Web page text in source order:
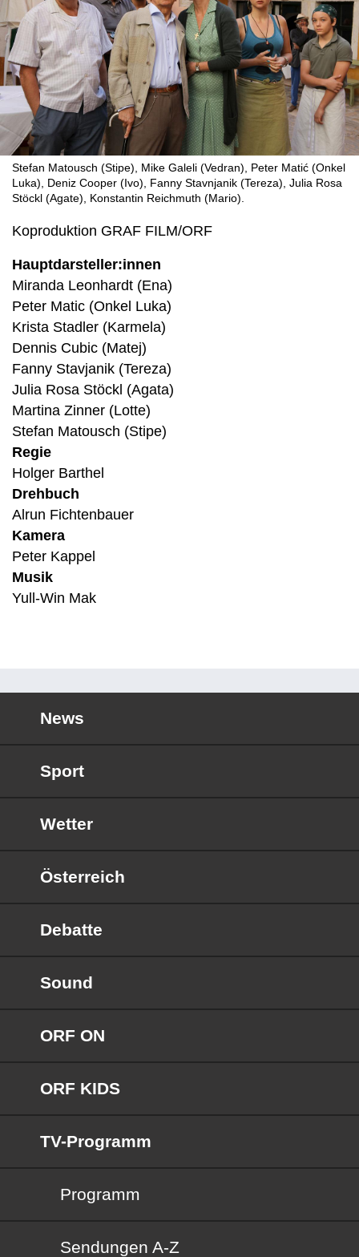
Stefan Matousch (Stipe), Mike Galeli (Vedran), Peter Matić (Onkel
Luka), Deniz Cooper (Ivo), Fanny Stavnjanik (Tereza), Julia Rosa
Stöckl (Agate), Konstantin Reichmuth (Mario).
Koproduktion GRAF FILM/ORF
Hauptdarsteller:innen
Miranda Leonhardt (Ena)
Peter Matic (Onkel Luka)
Krista Stadler (Karmela)
Dennis Cubic (Matej)
Fanny Stavjanik (Tereza)
Julia Rosa Stöckl (Agata)
Martina Zinner (Lotte)
Stefan Matousch (Stipe)
Regie
Holger Barthel
Drehbuch
Alrun Fichtenbauer
Kamera
Peter Kappel
Musik
Yull-Win Mak
News
Sport
Wetter
Österreich
Debatte
Sound
ORF ON
ORF KIDS
TV-Programm
Programm
Sendungen von A bis Z
Sendungen A-Z